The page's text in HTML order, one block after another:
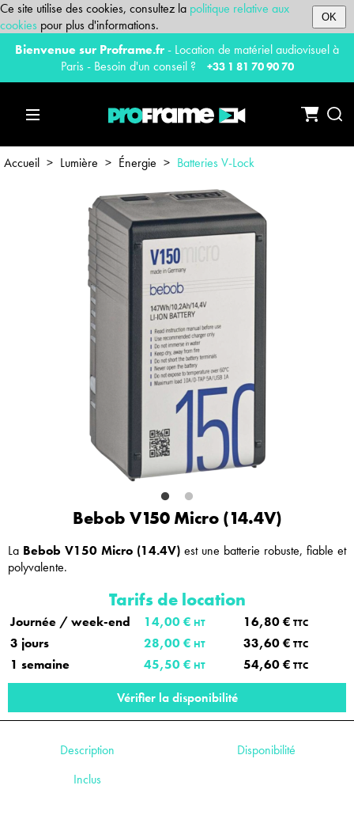
Ce site utilise des cookies, consultez la politique relative aux
cookies pour plus d'informations. OK
Bienvenue sur Proframe.fr- Location de matériel audiovisuel à
Paris - Besoin d'un conseil ?
+33 1 81 70 90 70
Accueil > Lumière > Énergie > Batteries V-Lock
Bebob V150 Micro (14.4V)
La Bebob V150 Micro (14.4V) est une batterie robuste, fiable et
polyvalente.
Tarifs de location
Journée / week-end 14,00 € HT 16,80 € TTC
3 jours 28,00 € HT 33,60 € TTC
1 semaine 45,50 € HT 54,60 € TTC
Vérifier la disponibilité
Description
Disponibilité
Inclus